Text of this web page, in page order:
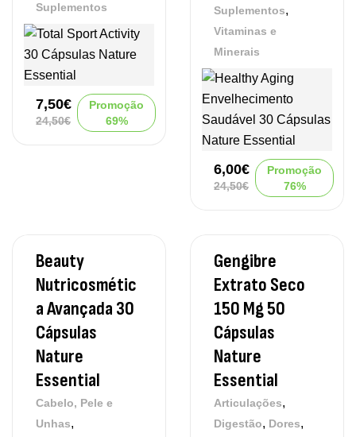
Suplementos
24,50€
7,50€
Promoção
69%
Suplementos,
Vitaminas e
Minerais
24,50€
6,00€
Promoção
76%
Beauty
Nutricosmétic
A Avançada 30
Cápsulas
Nature
Essential
Cabelo, Pele e
Unhas,
Gengibre
Extrato Seco
150 Mg 50
Cápsulas
Nature
Essential
Articulações,
Digestão, Dores,